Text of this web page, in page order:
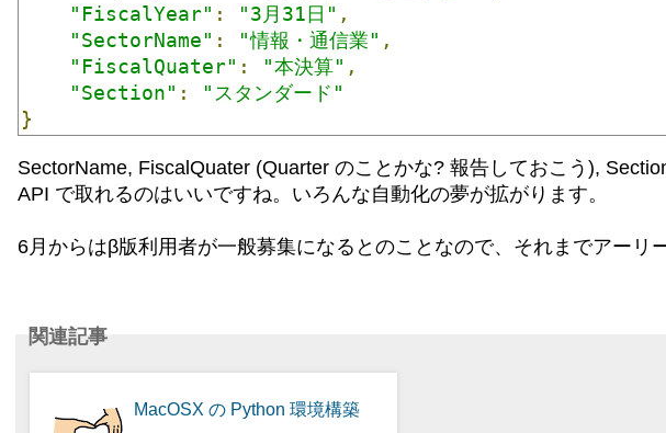
"FiscalYear" : "3月31日" ,
"SectorName" : "情報・通信業" ,
"FiscalQuater" : "本決算" ,
"Section" :
"スタンダード"
}
SectorName, FiscalQuater (Quarter のことかな? 報告しておこう),
API で取れるのはいいですね。いろんな自動化の夢が拡がります。
6月からはβ版利用者が一般募集になるとのことなので、それまでアーリ
関連記事
MacOSX の Python 環境構築